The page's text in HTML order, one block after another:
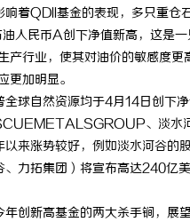
着QDII基金的表现，多只重仓
人民币A创下净值新高，这是
产行业，使其对油价的敏感度
加明显。
球自然资源均于4月14日创下
、淡水
来涨势较好，例如淡水河谷
力拓集团）将宣布高达240亿
创新高基金的两大杀手锏，展